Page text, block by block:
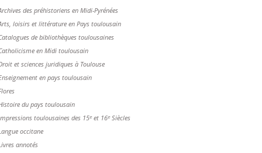
des préhistoriens en Midi-Pyrénées
loisirs et littérature en Pays toulousain
de bibliothèques toulousaines
en Midi toulousain
et sciences juridiques à Toulouse
en pays toulousain
du pays toulousain
toulousaines des 15ᵉ et 16ᵉ Siècles
occitane
annotés